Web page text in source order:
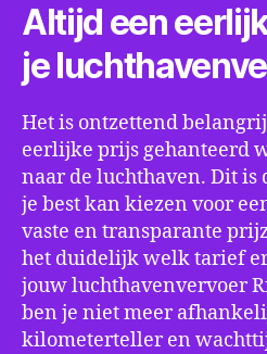
Altijd een
je
Het is ontzettend
eerlijke prijs gehanteerd
naar de luchthaven. Dit is
je best kan kiezen voor
vaste en transparante
het duidelijk welk tarief
jouw luchthavenvervoer
ben je niet meer
kilometerteller en